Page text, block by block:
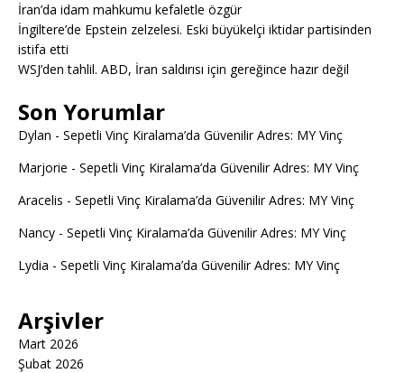
İran’da idam mahkumu kefaletle özgür
İngiltere’de Epstein zelzelesi. Eski büyükelçi iktidar partisinden
istifa etti
WSJ’den tahlil. ABD, İran saldırısı için gereğince hazır değil
Son Yorumlar
Dylan - Sepetli Vinç Kiralama’da Güvenilir Adres: MY Vinç
Marjorie - Sepetli Vinç Kiralama’da Güvenilir Adres: MY Vinç
Aracelis - Sepetli Vinç Kiralama’da Güvenilir Adres: MY Vinç
Nancy - Sepetli Vinç Kiralama’da Güvenilir Adres: MY Vinç
Lydia - Sepetli Vinç Kiralama’da Güvenilir Adres: MY Vinç
Arşivler
Mart 2026
Şubat 2026